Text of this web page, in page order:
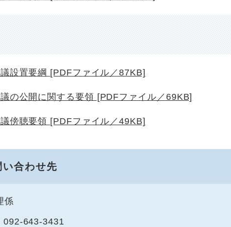
設置要綱 [PDFファイル／87KB]
の公開に関する要領 [PDFファイル／69KB]
傍聴要領 [PDFファイル／49KB]
合わせ先
係
092-643-3431